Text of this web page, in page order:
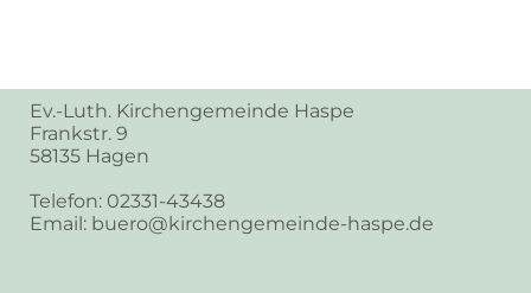
Ev.-Luth. Kirchengemeinde Haspe
Frankstr. 9
58135 Hagen
Telefon: 02331-43438
Email: buero@kirchengemeinde-haspe.de